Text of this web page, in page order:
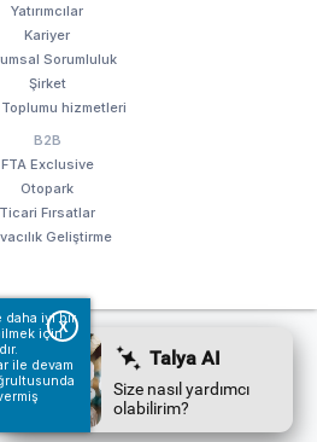
daha iyi bir
için
ile devam
X
Yatırımcılar
Kariyer
Sorumluluk
Şirket
hizmetleri
B2B
FTA Exclusive
Otopark
Ticari Fırsatlar
Geliştirme
2018. Tüm hakları saklıdır.
Bilgi Toplumu hizmetleri